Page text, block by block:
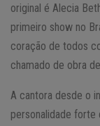
original é Alecia
primeiro show no
coração de todos
chamado de obra
A cantora desde o
personalidade forte